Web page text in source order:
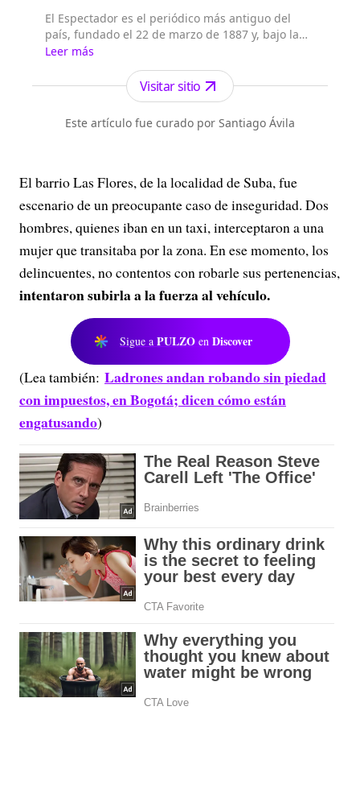
El Espectador es el periódico más antiguo del
país, fundado el 22 de marzo de 1887 y, bajo la
dirección de Fidel Cano, es considerado uno de
los periódicos más serios y profesionales por su
independencia, credibilidad y objetividad.
Leer más
Visitar sitio
Este artículo fue curado por Santiago Ávila
El barrio Las Flores, de la localidad de Suba, fue
escenario de un preocupante caso de inseguridad. Dos
hombres, quienes iban en un taxi, interceptaron a una
mujer que transitaba por la zona. En ese momento, los
delincuentes, no contentos con robarle sus pertenencias,
intentaron subirla a la fuerza al vehículo.
Sigue a PULZO en Discover
(Lea también: Ladrones andan robando sin piedad
con impuestos, en Bogotá; dicen cómo están
engatusando)